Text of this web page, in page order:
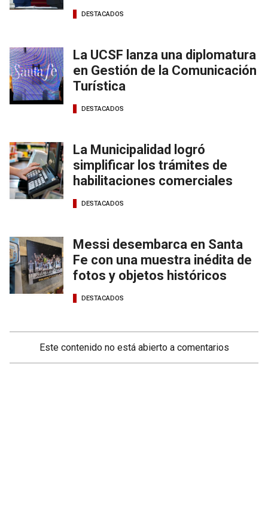
DESTACADOS
La UCSF lanza una diplomatura
en Gestión de la Comunicación
Turística
DESTACADOS
La Municipalidad logró
simplificar los trámites de
habilitaciones comerciales
DESTACADOS
Messi desembarca en Santa
Fe con una muestra inédita de
fotos y objetos históricos
DESTACADOS
Este contenido no está abierto a comentarios